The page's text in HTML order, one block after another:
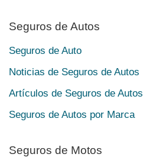
Seguros de Autos
Seguros de Auto
Noticias de Seguros de Autos
Artículos de Seguros de Autos
Seguros de Autos por Marca
Seguros de Motos